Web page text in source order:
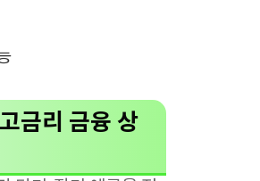
금리 금융 상